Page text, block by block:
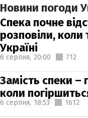
Новини погоди
Спека почне
розповіли, коли
Україні
6 серпня, 20:00 712
Замість спеки –
коли
6 серпня, 18:53 1612